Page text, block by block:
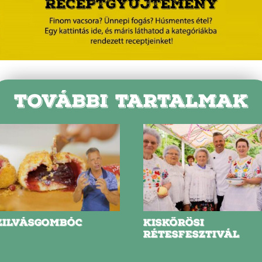
TOVÁBBI TARTALMAK
KISKŐRÖSI
RÉTESFESZTIVÁL